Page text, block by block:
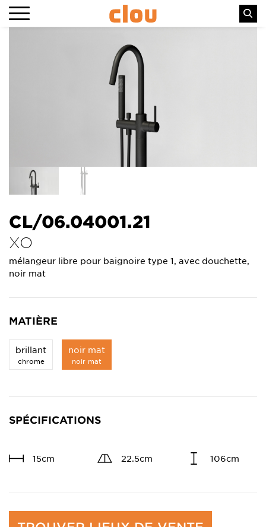
CL/06.04001.21
XO
mélangeur libre pour baignoire type 1, avec douchette,
noir mat
MATIÈRE
brillant
chrome
noir mat
noir mat
SPÉCIFICATIONS
15cm 22.5cm 106cm